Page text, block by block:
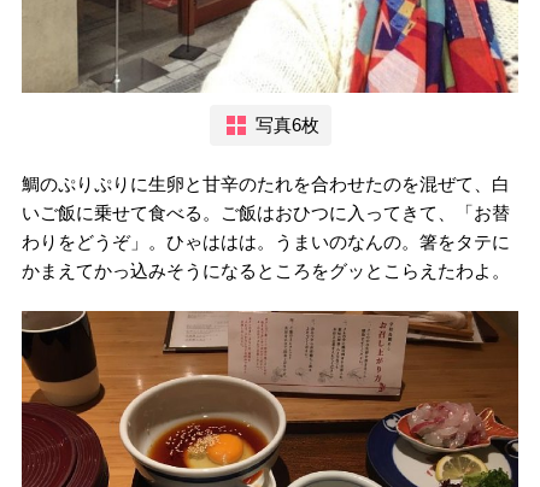
写真6枚
鯛のぷりぷりに生卵と甘辛のたれを合わせたのを混ぜて、白
いご飯に乗せて食べる。ご飯はおひつに入ってきて、「お替
わりをどうぞ」。ひゃははは。うまいのなんの。箸をタテに
かまえてかっ込みそうになるところをグッとこらえたわよ。